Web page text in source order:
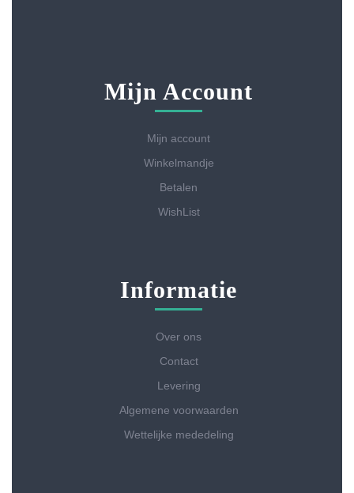
Mijn Account
Mijn account
Winkelmandje
Betalen
WishList
Informatie
Over ons
Contact
Levering
Algemene voorwaarden
Wettelijke mededeling